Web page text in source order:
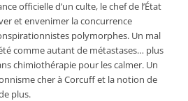
officielle d’un culte, le chef de l’État
et envenimer la concurrence
polymorphes. Un mal
comme autant de métastases… plus
chimiothérapie pour les calmer. Un
cher à Corcuff et la notion de
plus.